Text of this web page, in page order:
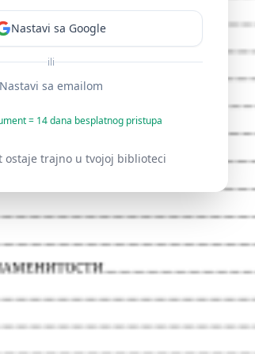
Nastavi sa Google
ili
sa emailom
= 14 dana besplatnog pristupa
ostaje trajno u tvojoj biblioteci